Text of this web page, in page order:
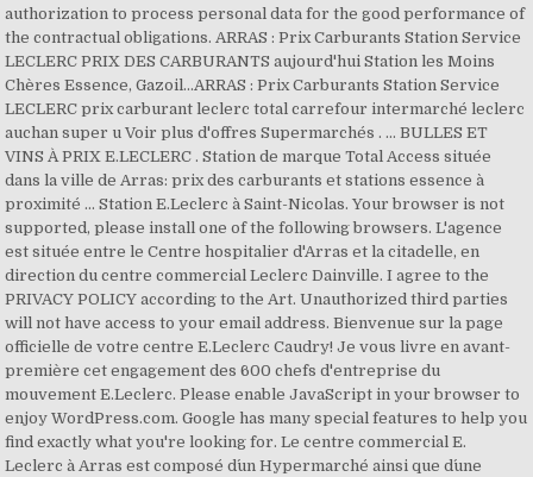
authorization to process personal data for the good performance of
the contractual obligations. ARRAS : Prix Carburants Station Service
LECLERC PRIX DES CARBURANTS aujourd'hui Station les Moins
Chères Essence, Gazoil...ARRAS : Prix Carburants Station Service
LECLERC prix carburant leclerc total carrefour intermarché leclerc
auchan super u Voir plus d'offres Supermarchés . ... BULLES ET
VINS À PRIX E.LECLERC . Station de marque Total Access située
dans la ville de Arras: prix des carburants et stations essence à
proximité ... Station E.Leclerc à Saint-Nicolas. Your browser is not
supported, please install one of the following browsers. L'agence
est située entre le Centre hospitalier d'Arras et la citadelle, en
direction du centre commercial Leclerc Dainville. I agree to the
PRIVACY POLICY according to the Art. Unauthorized third parties
will not have access to your email address. Bienvenue sur la page
officielle de votre centre E.Leclerc Caudry! Je vous livre en avant-
première cet engagement des 600 chefs d'entreprise du
mouvement E.Leclerc. Please enable JavaScript in your browser to
enjoy WordPress.com. Google has many special features to help you
find exactly what you're looking for. Le centre commercial E.
Leclerc à Arras est composé d´un Hypermarché ainsi que d´une